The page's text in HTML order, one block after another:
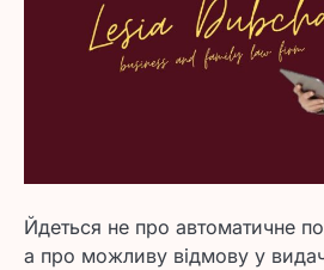
Йдеться не про автоматичне
а про можливу відмову у